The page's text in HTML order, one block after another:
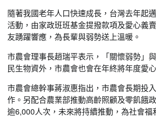
隨著我國老年人口快速成長，台灣去年起
活動，由家政班班基金提撥款項及愛心義
友踴躍響應，為長輩與弱勢送上溫暖。
市農會理事長趙瑞平表示，「關懷弱勢」
民生物資外，市農會也會在年終將年度愛
市農會總幹事蔣淑惠指出，市農會長期投
作。另配合農業部推動高齡照顧及零飢餓
逾6,000人次，未來將持續推動，為社會福